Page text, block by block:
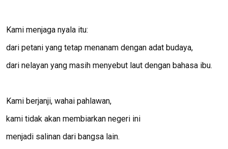
Kami menjaga nyala itu:
dari petani yang tetap menanam dengan adat budaya,
dari nelayan yang masih menyebut laut dengan bahasa ibu.
Kami berjanji, wahai pahlawan,
kami tidak akan membiarkan negeri ini
menjadi salinan dari bangsa lain.